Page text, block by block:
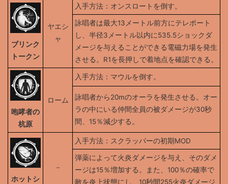
ブリンク
トークン
ヤエシ
ャ
入手方法：オンスロートを倒す。
詠唱者は最大13メートル前方にテレポート
し、半径3メートル以内に535.5ショックダ
メージを与えることができる電磁力場を発生
させる。R1を長押しで着地点を確認できる。
咆哮者の
杭原
ローム
入手方法：マウルを倒す。
詠唱者から20mのオーラを発生させる。オー
ラの中にいる仲間全員の被ダメージが30秒
間、15％減少する。
ホットシ
－
入手方法：スクラッパーの初期MOD
弾薬によって火炎ダメージを与え、そのダメ
ージは15％増加する。また、100％の確率で
敵を炎上状態にし、10秒間255火炎ダメージ